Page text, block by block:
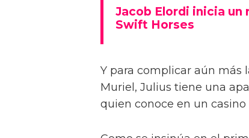
Jacob Elordi inicia un
Swift Horses
Y para complicar aún más
Muriel, Julius tiene una
quien conoce en un casino